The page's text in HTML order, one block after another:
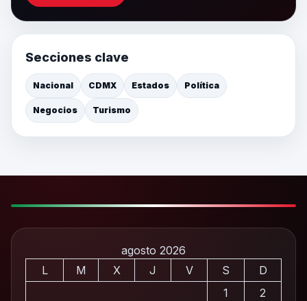
Secciones clave
Nacional CDMX Estados Política
Negocios Turismo
agosto 2026
L
M X J V S
D
1
2